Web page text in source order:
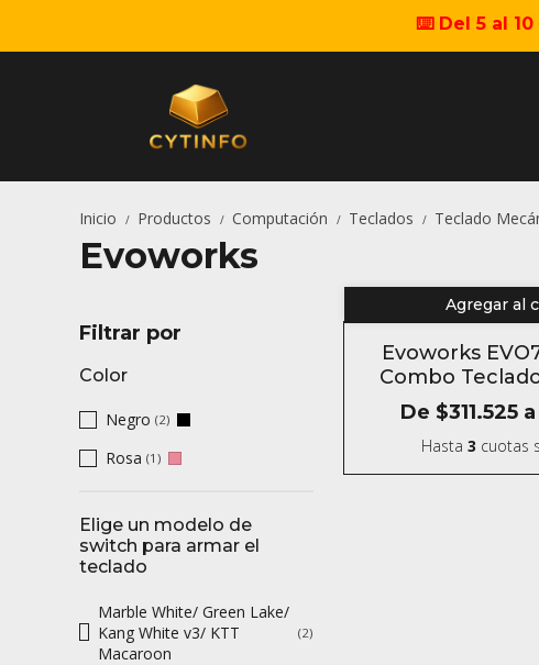
⌨️ Del 5 al
Inicio / Productos / Computación / Teclados / Teclado
Evoworks
Filtrar por
Color
Negro (2)
Rosa (1)
Elige un modelo de
switch para armar el
teclado
Marble White/ Green Lake/
Kang White v3/ KTT
Macaroon
(2)
Agregar al
Evoworks
Combo
Aluminio
De $311.525 a
Hasta 3 cuotas